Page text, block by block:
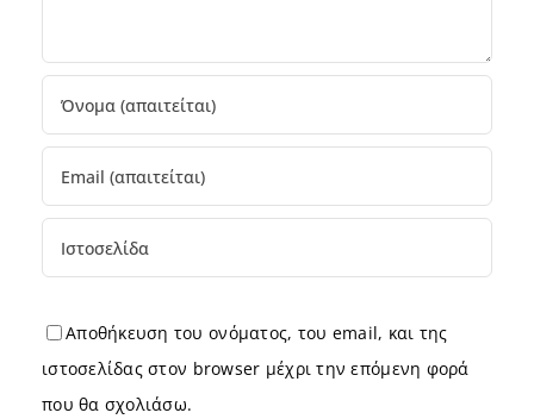
Αποθήκευση του ονόματος, του email, και της
ιστοσελίδας στον browser μέχρι την επόμενη φορά
που θα σχολιάσω.